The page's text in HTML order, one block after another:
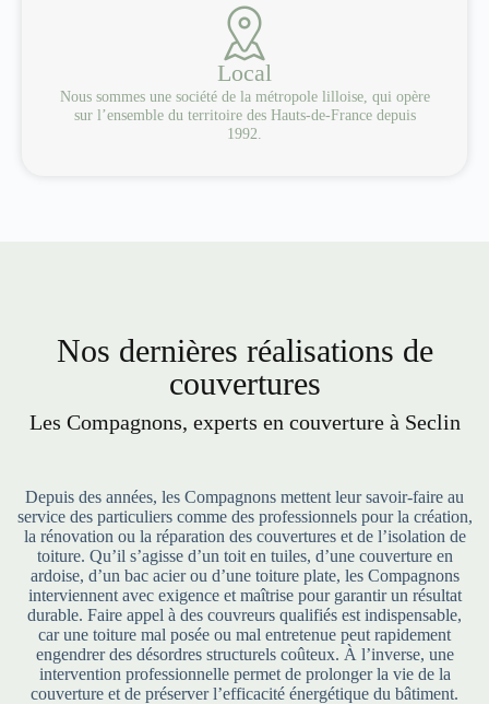
Local
Nous sommes une société de la métropole lilloise, qui opère
sur l’ensemble du territoire des Hauts-de-France depuis
1992.
Nos dernières réalisations de
couvertures
Les Compagnons, experts en couverture à Seclin
Depuis des années, les Compagnons mettent leur savoir-faire au
service des particuliers comme des professionnels pour la création,
la rénovation ou la réparation des couvertures et de l’isolation de
toiture. Qu’il s’agisse d’un toit en tuiles, d’une couverture en
ardoise, d’un bac acier ou d’une toiture plate, les Compagnons
interviennent avec exigence et maîtrise pour garantir un résultat
durable. Faire appel à des couvreurs qualifiés est indispensable,
car une toiture mal posée ou mal entretenue peut rapidement
engendrer des désordres structurels coûteux. À l’inverse, une
intervention professionnelle permet de prolonger la vie de la
couverture et de préserver l’efficacité énergétique du bâtiment.